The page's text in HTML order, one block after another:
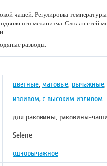
чашей. Регулировка
механизма. Сложностей
разводы.
цветные, матовые, рычажные,
изливом, с высоким изливом
для раковины, раковины-чаши
Selene
однорычажное